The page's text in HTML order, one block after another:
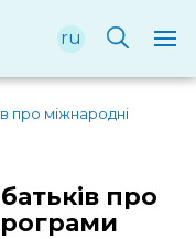
ru
про міжнародні
про